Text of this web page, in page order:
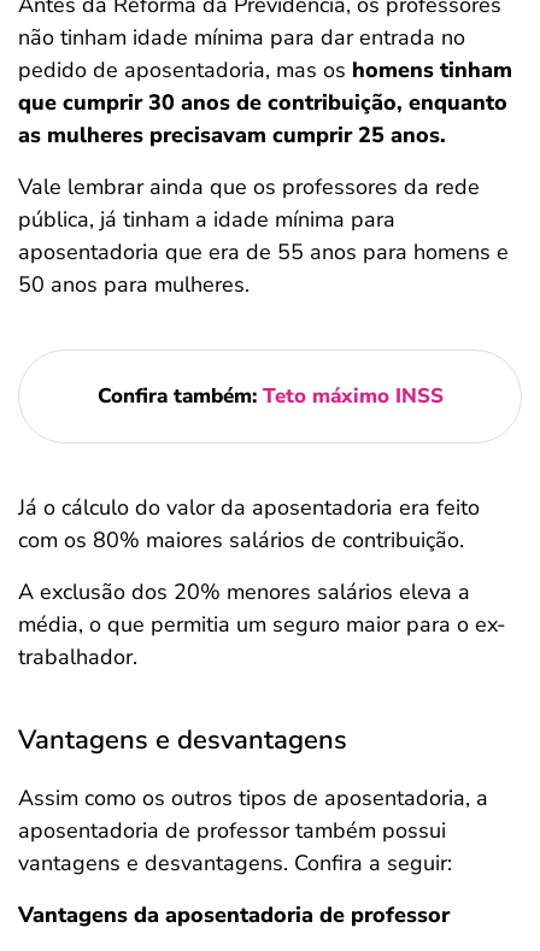
não tinham idade mínima para dar entrada no
pedido de aposentadoria, mas os homens tinham
que cumprir 30 anos de contribuição, enquanto
as mulheres precisavam cumprir 25 anos.
Vale lembrar ainda que os professores da rede
pública, já tinham a idade mínima para
aposentadoria que era de 55 anos para homens e
50 anos para mulheres.
Confira também: Teto máximo INSS
Já o cálculo do valor da aposentadoria era feito
com os 80% maiores salários de contribuição.
A exclusão dos 20% menores salários eleva a
média, o que permitia um seguro maior para o ex-
trabalhador.
Vantagens e desvantagens
Assim como os outros tipos de aposentadoria, a
aposentadoria de professor também possui
vantagens e desvantagens. Confira a seguir:
Vantagens da aposentadoria de professor